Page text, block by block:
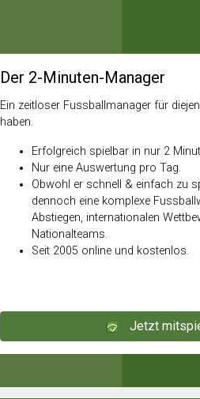
Der 2-Minuten-Manager
Ein zeitloser Fussballmanager für
haben.
Erfolgreich spielbar in nur 2
Nur eine Auswertung pro Tag.
Obwohl er schnell & einfach zu
dennoch eine komplexe
Abstiegen, internationalen
Nationalteams.
Seit 2005 online und kostenlos.
Jetzt